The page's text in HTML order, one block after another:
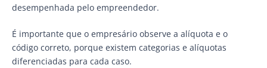
desempenhada pelo empreendedor.
É importante que o empresário observe a alíquota e o
código correto, porque existem categorias e alíquotas
diferenciadas para cada caso.